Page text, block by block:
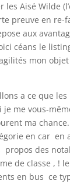
les Aisé Wilde
preuve en
aux
céans le
mon
a ce que les
je me vous-
ma
en car en
propos des
de classe , !
en bus ce